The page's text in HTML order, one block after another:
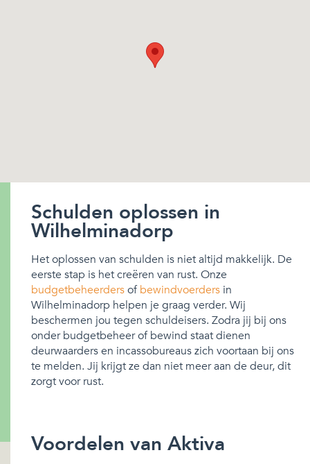
Schulden oplossen in
Wilhelminadorp
Het oplossen van schulden is niet altijd makkelijk. De
eerste stap is het creëren van rust. Onze
budgetbeheerdersofbewindvoerders in
Wilhelminadorp helpen je graag verder. Wij
beschermen jou tegen schuldeisers. Zodra jij bij ons
onder budgetbeheer of bewind staat dienen
deurwaarders en incassobureaus zich voortaan bij ons
te melden. Jij krijgt ze dan niet meer aan de deur, dit
zorgt voor rust.
Voordelen van Aktiva